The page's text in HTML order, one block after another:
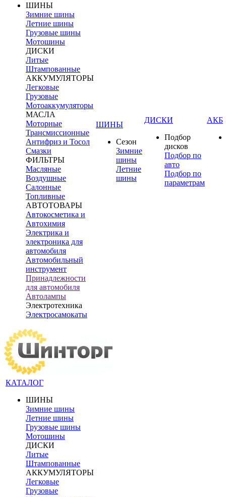
ШИНЫ
Зимние шины
Летние шины
Грузовые шины
Мотошины
ДИСКИ
Литые
Штампованные
АККУМУЛЯТОРЫ
Легковые
Грузовые
Мотоаккумуляторы
МАСЛА
Моторные
Трансмиссионные
Антифриз и Тосол
Смазки
ФИЛЬТРЫ
Масляные
Воздушные
Салонные
Топливные
АВТОТОВАРЫ
Автокосметика и
Автохимия
Электрика и
электроника для
автомобиля
Автомобильный
инструмент
Принадлежности
для автомобиля
Автолампы
Электротехника
Электросамокаты
ШИНЫ
Сезон
Зимние
шины
Летние
шины
ДИСКИ
Подбор
дисков
Подбор по
авто
Подбор по
параметрам
АКБ
КАТАЛОГ
ШИНЫ
Зимние шины
Летние шины
Грузовые шины
Мотошины
ДИСКИ
Литые
Штампованные
АККУМУЛЯТОРЫ
Легковые
Грузовые